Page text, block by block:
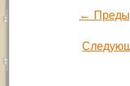
←